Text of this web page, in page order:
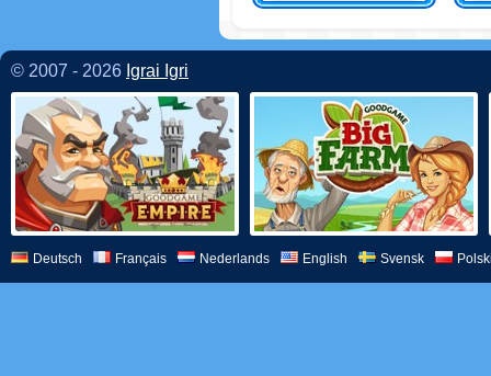
© 2007 - 2026 Igrai Igri
Deutsch Français Nederlands English Svensk